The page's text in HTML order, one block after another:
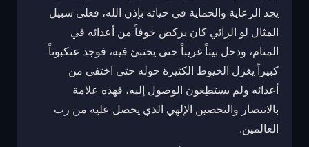
يجد الرعاية والحماية في حياته بإذن الله، فعلى سبيل
المثال لو الرائي كان يركض خوفاً من أعدائه في
المنام، ودخل بيتاً غريباً حتى يختبئ فيه، فوجد عنكبوتاً
كبيراً يغزل الخيوط الكثيرة حوله حتى اختفى من
أعدائه ولم يستطِعون الوصول إليه، فهذه علامة
بالانتصار والتحصين الإلهي الذي يحصل عليه من رب
العالمين.